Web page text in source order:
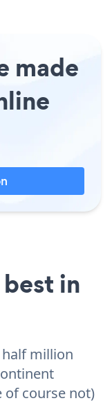
made
in
half million
of course not)